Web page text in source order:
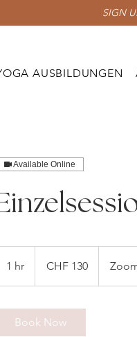
AUSBILDUNGEN
SIGN
Available Online
1 hr
h
francsCHF 130
Book Now